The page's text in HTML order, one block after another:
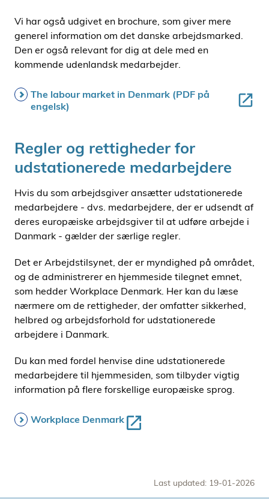
Vi har også udgivet en brochure, som giver mere
generel information om det danske arbejdsmarked.
Den er også relevant for dig at dele med en
kommende udenlandsk medarbejder.
The labour market in Denmark (PDF på
engelsk)
Regler og rettigheder for
udstationerede medarbejdere
Hvis du som arbejdsgiver ansætter udstationerede
medarbejdere - dvs. medarbejdere, der er udsendt af
deres europæiske arbejdsgiver til at udføre arbejde i
Danmark - gælder der særlige regler.
Det er Arbejdstilsynet, der er myndighed på området,
og de administrerer en hjemmeside tilegnet emnet,
som hedder Workplace Denmark. Her kan du læse
nærmere om de rettigheder, der omfatter sikkerhed,
helbred og arbejdsforhold for udstationerede
arbejdere i Danmark.
Du kan med fordel henvise dine udstationerede
medarbejdere til hjemmesiden, som tilbyder vigtig
information på flere forskellige europæiske sprog.
Workplace Denmark
Last updated: 19-01-2026